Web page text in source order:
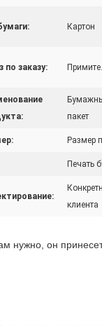
Картон
по заказу: Примите.
пакет
Размер
Печать
клиента
нужно, он